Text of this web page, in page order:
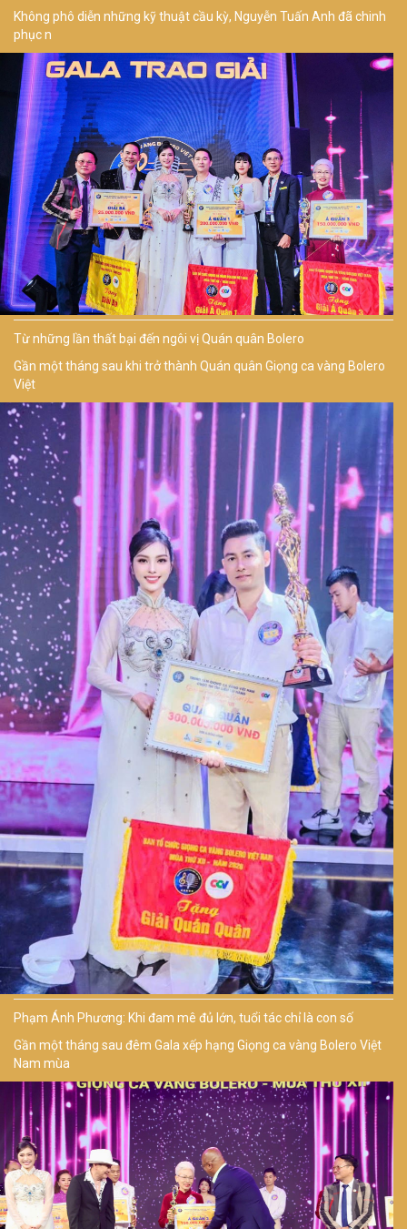
Không phô diễn những kỹ thuật cầu kỳ, Nguyễn Tuấn Anh đã chinh
phục n
Từ những lần thất bại đến ngôi vị Quán quân Bolero
Gần một tháng sau khi trở thành Quán quân Giọng ca vàng Bolero
Việt
Phạm Ánh Phương: Khi đam mê đủ lớn, tuổi tác chỉ là con số
Gần một tháng sau đêm Gala xếp hạng Giọng ca vàng Bolero Việt
Nam mùa